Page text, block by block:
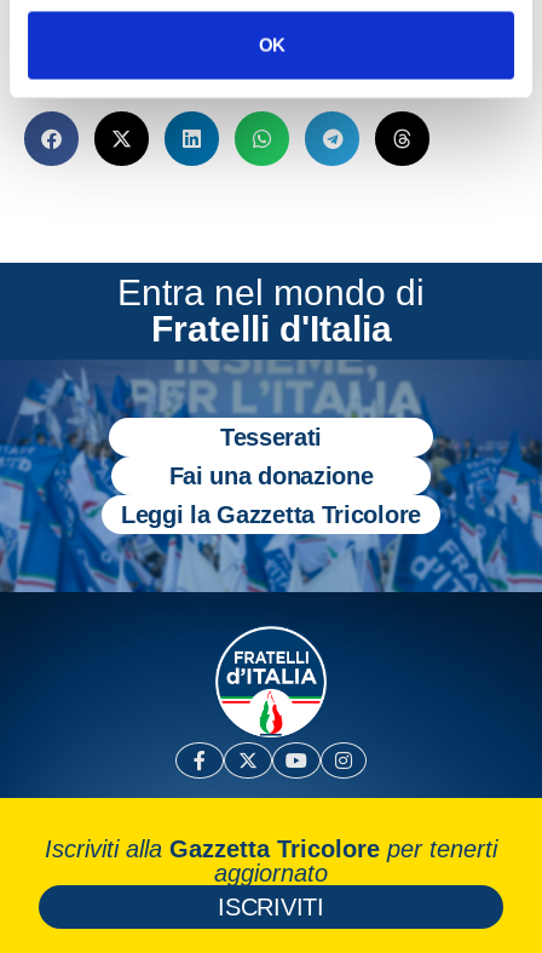
OK
presentare una visione politica concreta e sostenibile”.
CONDIVIDI
Entra nel mondo di
Fratelli d'Italia
Tesserati
Fai una donazione
Leggi la Gazzetta Tricolore
Iscriviti alla Gazzetta Tricolore per tenerti
aggiornato
ISCRIVITI